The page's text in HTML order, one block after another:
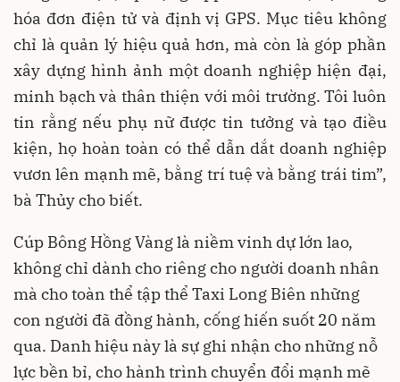
hóa đơn điện tử và định vị GPS. Mục tiêu không
chỉ là quản lý hiệu quả hơn, mà còn là góp phần
xây dựng hình ảnh một doanh nghiệp hiện đại,
minh bạch và thân thiện với môi trường. Tôi luôn
tin rằng nếu phụ nữ được tin tưởng và tạo điều
kiện, họ hoàn toàn có thể dẫn dắt doanh nghiệp
vươn lên mạnh mẽ, bằng trí tuệ và bằng trái tim”,
bà Thủy cho biết.
Cúp Bông Hồng Vàng là niềm vinh dự lớn lao,
không chỉ dành cho riêng cho người doanh nhân
mà cho toàn thể tập thể Taxi Long Biên những
con người đã đồng hành, cống hiến suốt 20 năm
qua. Danh hiệu này là sự ghi nhận cho những nỗ
lực bền bỉ, cho hành trình chuyển đổi mạnh mẽ